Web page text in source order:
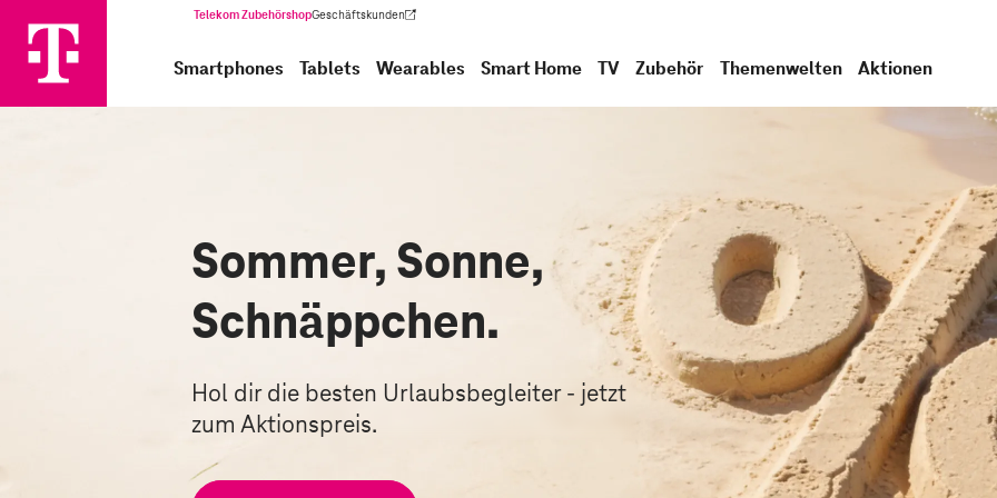
Telekom ZubehörshopGeschäftskunden
(Wird in einem neuen Tab geöffnet)
Smartphones Tablets Wearables Smart Home TV Zubehör Themenwelten Aktionen
Sommer, Sonne,
Schnäppchen.
Hol dir die besten Urlaubsbegleiter - jetzt
zum Aktionspreis.